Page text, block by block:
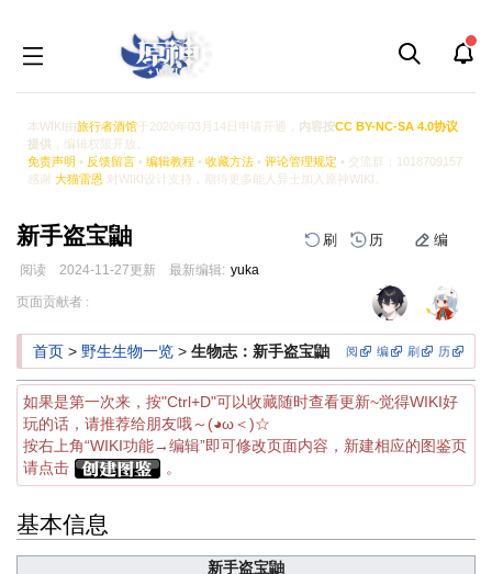
本WIKI由旅行者酒馆于2020年03月14日申请开通， 内容按CC BY-NC-SA 4.0协议
提供 ，编辑权限开放。
免责声明 • 反馈留言 • 编辑教程 • 收藏方法 • 评论管理规定 • 交流群：1018709157
感谢 大猫雷恩 对WIKI设计支持，期待更多能人异士加入原神WIKI。
新手盗宝鼬 刷 历 编
阅读 2024-11-27更新 最新编辑: yuka
跳
导
跳
搜
页面贡献者 :
阅 编 刷 历
首页 > 野生生物一览 > 生物志：新手盗宝鼬
如果是第一次来，按"Ctrl+D"可以收藏随时查看更新~觉得WIKI好
玩的话，请推荐给朋友哦～(◕ω＜)☆
按右上角“WIKI功能→编辑”即可修改页面内容，新建相应的图鉴页
请点击
。
基本信息
新手盗宝鼬